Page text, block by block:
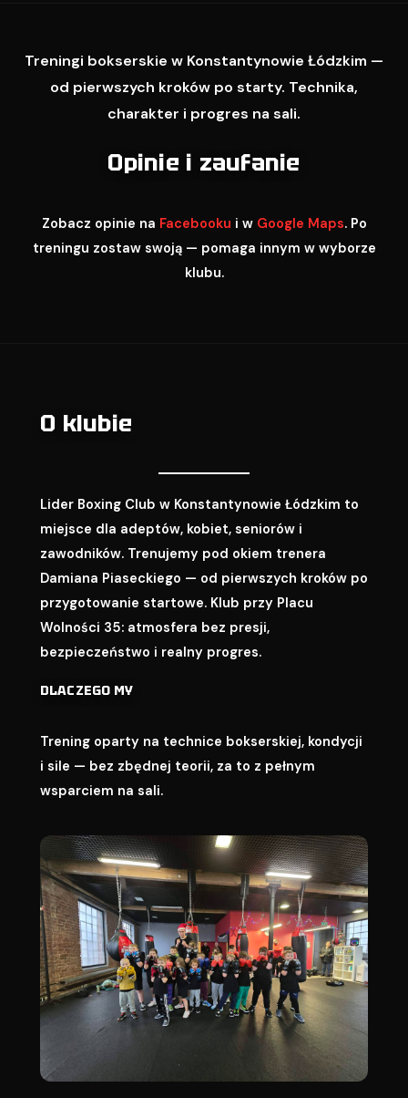
Treningi bokserskie w Konstantynowie Łódzkim —
od pierwszych kroków po starty. Technika,
charakter i progres na sali.
Opinie i zaufanie
Zobacz opinie na Facebooku i w Google Maps. Po
treningu zostaw swoją — pomaga innym w wyborze
klubu.
O klubie
Lider Boxing Club w Konstantynowie Łódzkim to
miejsce dla adeptów, kobiet, seniorów i
zawodników. Trenujemy pod okiem trenera
Damiana Piaseckiego — od pierwszych kroków po
przygotowanie startowe. Klub przy Placu
Wolności 35: atmosfera bez presji,
bezpieczeństwo i realny progres.
DLACZEGO MY
Trening oparty na technice bokserskiej, kondycji
i sile — bez zbędnej teorii, za to z pełnym
wsparciem na sali.